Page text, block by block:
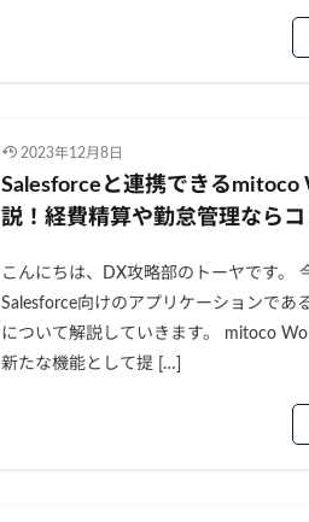
2023年12月8日
Salesforceと連携できるmitoco
説！経費精算や勤怠管理ならコ
こんにちは、DX攻略部のトーヤです。
Salesforce向けのアプリケーションであ
について解説していきます。 mitoco
新たな機能として提 […]